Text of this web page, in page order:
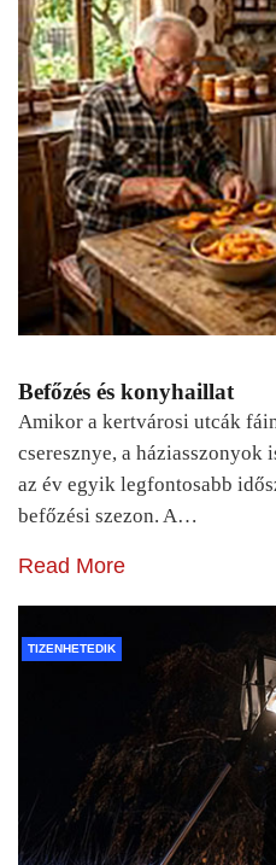
Befőzés és konyhaillat
Amikor a kertvárosi utcák
cseresznye, a háziasszonyok
az év egyik legfontosabb
befőzési szezon. A…
Read More
TIZENHETEDIK